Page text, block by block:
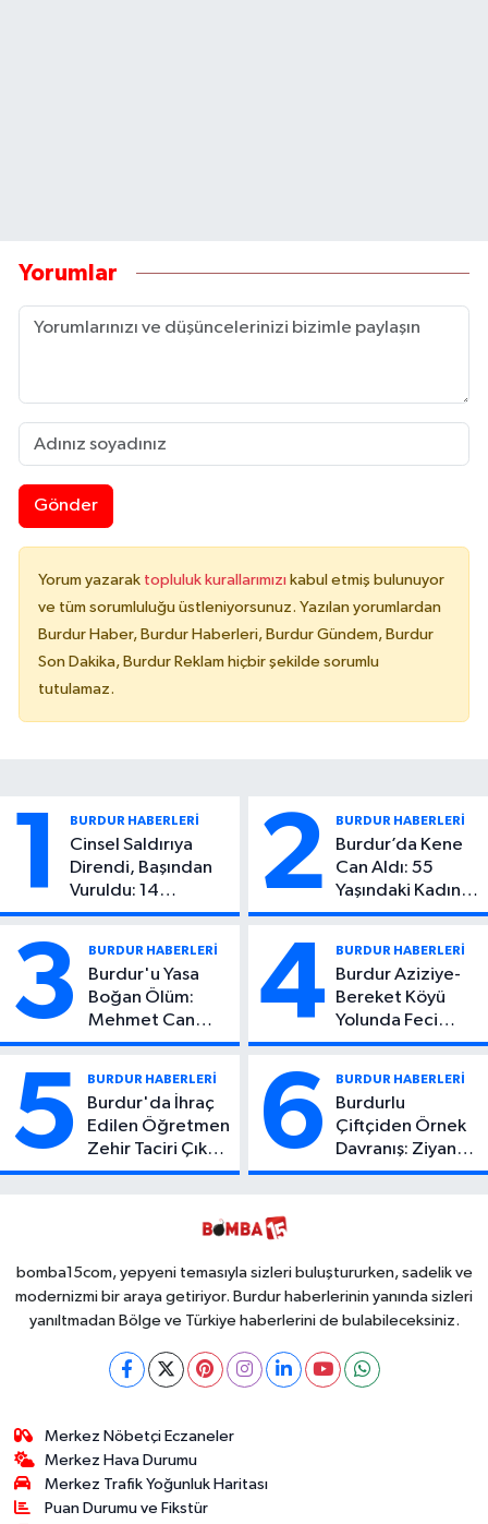
Yorumlar
Gönder
Yorum yazarak topluluk kurallarımızı kabul etmiş bulunuyor
ve tüm sorumluluğu üstleniyorsunuz. Yazılan yorumlardan
Burdur Haber, Burdur Haberleri, Burdur Gündem, Burdur
Son Dakika, Burdur Reklam hiçbir şekilde sorumlu
tutulamaz.
1 BURDUR HABERLERİ
Cinsel Saldırıya
Direndi, Başından
Vuruldu: 14
Yaşındaki Çocuktan
2 BURDUR HABERLERİ
Burdur’da Kene
Can Aldı: 55
Yaşındaki Kadın
Hayatını Kaybetti
3 BURDUR HABERLERİ
Burdur'u Yasa
Boğan Ölüm:
Mehmet Can
Atıcı Genç Yaşta
4 BURDUR HABERLERİ
Burdur Aziziye-
Bereket Köyü
Yolunda Feci
Kaza: 1 Ölü, 2
5 BURDUR HABERLERİ
Burdur'da İhraç
Edilen Öğretmen
Zehir Taciri Çıktı:
Binlerce
6 BURDUR HABERLERİ
Burdurlu
Çiftçiden Örnek
Davranış: Ziyan
Olmasın Diye
Toplayabilecek
bomba15com, yepyeni temasıyla sizleri buluştururken, sadelik ve
modernizmi bir araya getiriyor. Burdur haberlerinin yanında sizleri
yanıltmadan Bölge ve Türkiye haberlerini de bulabileceksiniz.
Merkez Nöbetçi Eczaneler
Merkez Hava Durumu
Merkez Trafik Yoğunluk Haritası
Puan Durumu ve Fikstür